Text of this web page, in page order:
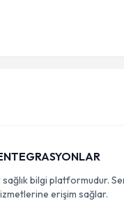
bilgi platformudur.
erişim sağlar.